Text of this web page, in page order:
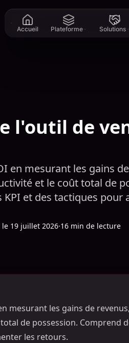
Accueil Plateforme Solutions
l'outil de
en mesurant les gains
et le coût total de
et des tactiques pour
19 juillet 2026·16 min de lecture
mesurant les gains de
de possession. Comprend
les retours.